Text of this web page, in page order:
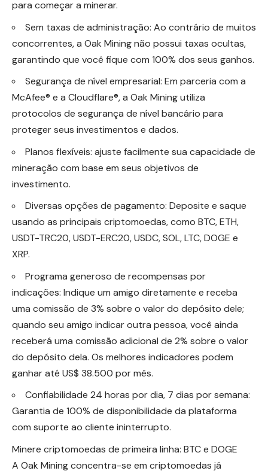
para começar a minerar.
Sem taxas de administração: Ao contrário de muitos
concorrentes, a Oak Mining não possui taxas ocultas,
garantindo que você fique com 100% dos seus ganhos.
Segurança de nível empresarial: Em parceria com a
McAfee® e a Cloudflare®, a Oak Mining utiliza
protocolos de segurança de nível bancário para
proteger seus investimentos e dados.
Planos flexíveis: ajuste facilmente sua capacidade de
mineração com base em seus objetivos de
investimento.
Diversas opções de pagamento: Deposite e saque
usando as principais criptomoedas, como BTC, ETH,
USDT-TRC20, USDT-ERC20, USDC, SOL, LTC, DOGE e
XRP.
Programa generoso de recompensas por
indicações: Indique um amigo diretamente e receba
uma comissão de 3% sobre o valor do depósito dele;
quando seu amigo indicar outra pessoa, você ainda
receberá uma comissão adicional de 2% sobre o valor
do depósito dela. Os melhores indicadores podem
ganhar até US$ 38.500 por mês.
Confiabilidade 24 horas por dia, 7 dias por semana:
Garantia de 100% de disponibilidade da plataforma
com suporte ao cliente ininterrupto.
Minere criptomoedas de primeira linha: BTC e DOGE
A Oak Mining concentra-se em criptomoedas já